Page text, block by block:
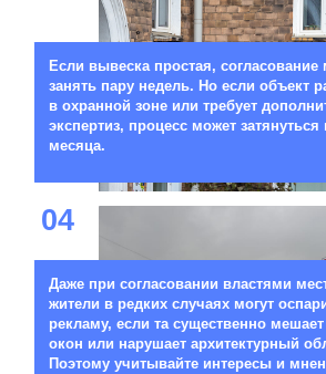
Если вывеска простая, согласование
занять пару недель. Но если объект
в охранной зоне или требует
экспертиз, процесс может затянуться
месяца.
04
Даже при согласовании властями
жители в редких случаях могут
рекламу, если та существенно
окон или нарушает архитектурный
Поэтому учитывайте интересы и